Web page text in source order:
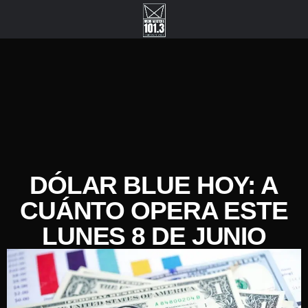
DÓLAR BLUE HOY: A
CUÁNTO OPERA ESTE
LUNES 8 DE JUNIO